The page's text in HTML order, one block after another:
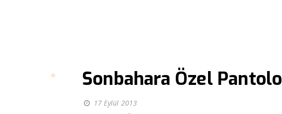
Sonbahara Özel
17 Eylül 2013